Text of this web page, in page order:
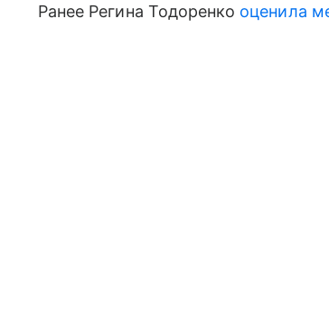
Ранее Регина Тодоренко оценила